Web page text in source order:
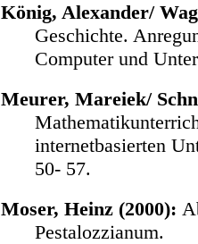
König, Alexander/
Geschichte.
Computer und
Meurer, Mareiek/
internetbasierten
50- 57.
Moser, Heinz (2000):
Pestalozzianum.